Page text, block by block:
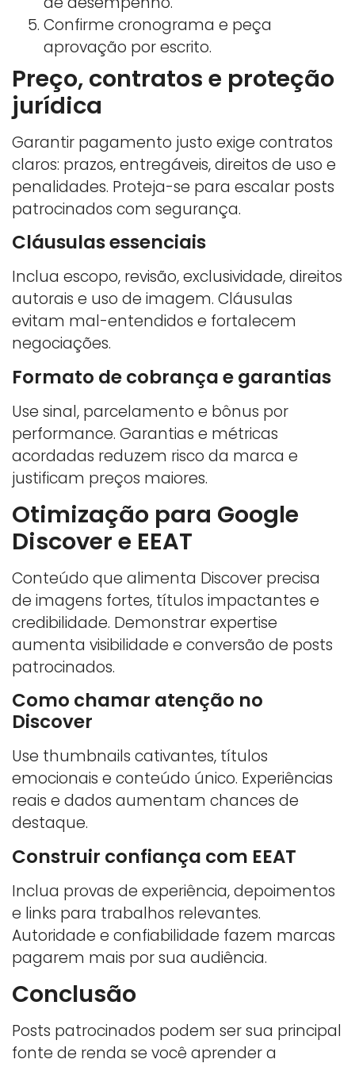
Confirme cronograma e peça
aprovação por escrito.
Preço, contratos e proteção
jurídica
Garantir pagamento justo exige contratos
claros: prazos, entregáveis, direitos de uso e
penalidades. Proteja-se para escalar posts
patrocinados com segurança.
Cláusulas essenciais
Inclua escopo, revisão, exclusividade, direitos
autorais e uso de imagem. Cláusulas
evitam mal-entendidos e fortalecem
negociações.
Formato de cobrança e garantias
Use sinal, parcelamento e bônus por
performance. Garantias e métricas
acordadas reduzem risco da marca e
justificam preços maiores.
Otimização para Google
Discover e EEAT
Conteúdo que alimenta Discover precisa
de imagens fortes, títulos impactantes e
credibilidade. Demonstrar expertise
aumenta visibilidade e conversão de posts
patrocinados.
Como chamar atenção no
Discover
Use thumbnails cativantes, títulos
emocionais e conteúdo único. Experiências
reais e dados aumentam chances de
destaque.
Construir confiança com EEAT
Inclua provas de experiência, depoimentos
e links para trabalhos relevantes.
Autoridade e confiabilidade fazem marcas
pagarem mais por sua audiência.
Conclusão
Posts patrocinados podem ser sua principal
fonte de renda se você aprender a